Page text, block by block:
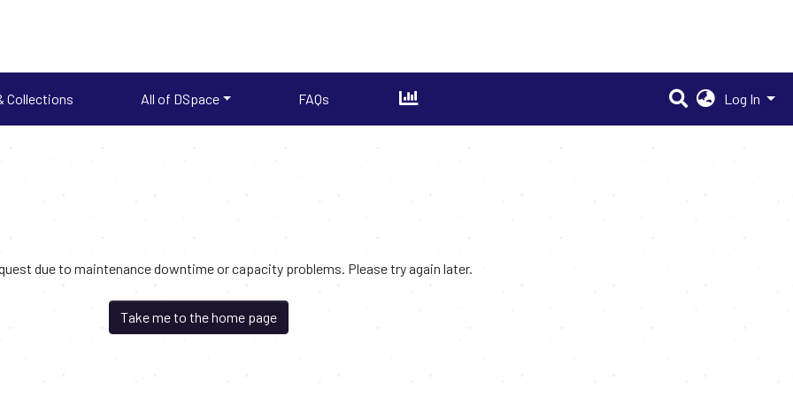
Collections All of DSpace FAQs Log In
due to maintenance downtime or capacity problems. Please try again later.
Take me to the home page